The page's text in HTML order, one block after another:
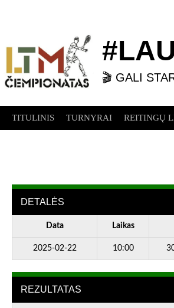
🎬 GALI
TITULINIS TURNYRAI REITINGŲ
DETALĖS
Data Laikas
2025-02-22 10:00
REZULTATAS